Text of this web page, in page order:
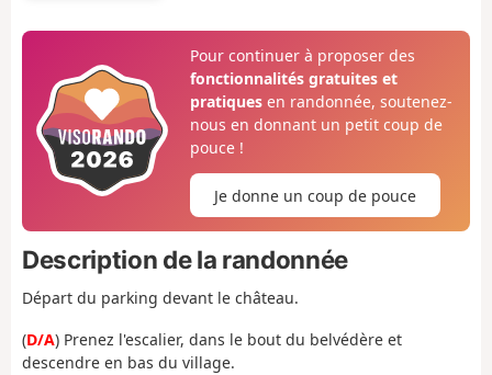
Pour continuer à proposer des
fonctionnalités gratuites et
pratiquesen randonnée, soutenez-
nous en donnant un petit coup de
pouce !
Je donne un coup de pouce
Description de la randonnée
Départ du parking devant le château.
(D/A) Prenez l'escalier, dans le bout du belvédère et
descendre en bas du village.